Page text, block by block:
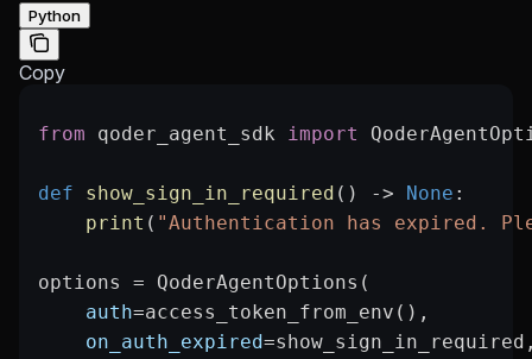
Python
Copy
from qoder_agent_sdk import
def show_sign_in_required () -> None :
    print
( "Authentication has expired.
options = QoderAgentOptions(
    auth
=access_token_from_env(),
    on_auth_expired
=